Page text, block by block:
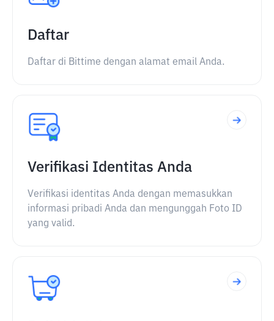
Daftar
Daftar di Bittime dengan alamat email Anda.
Verifikasi Identitas Anda
Verifikasi identitas Anda dengan memasukkan
informasi pribadi Anda dan mengunggah Foto ID
yang valid.